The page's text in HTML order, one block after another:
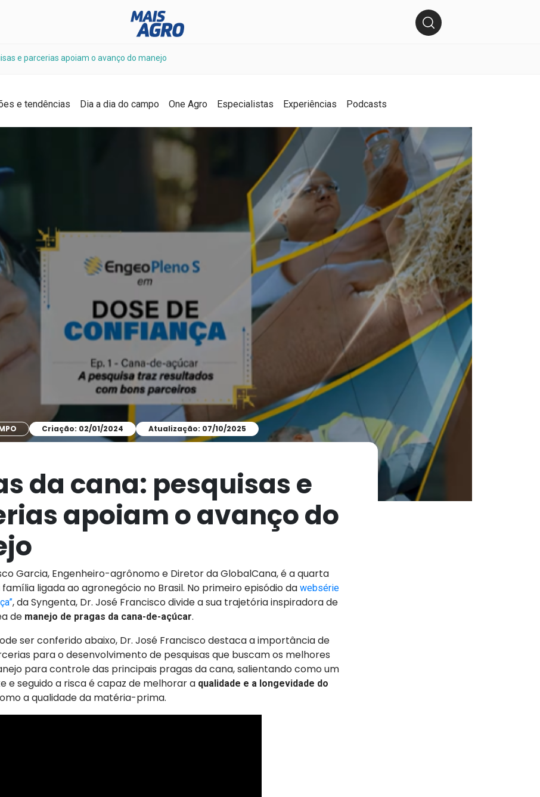
e parcerias apoiam o avanço do manejo
e tendências Dia a dia do campo One Agro Especialistas Experiências Podcasts
Criação: 02/01/2024 Atualização: 07/10/2025
da cana: pesquisas e
apoiam o avanço do
Garcia, Engenheiro-agrônomo e Diretor da GlobalCana, é a quarta
ligada ao agronegócio no Brasil. No primeiro episódio da websérie
, da Syngenta, Dr. José Francisco divide a sua trajetória inspiradora de
de manejo de pragas da cana-de-açúcar.
ser conferido abaixo, Dr. José Francisco destaca a importância de
para o desenvolvimento de pesquisas que buscam os melhores
para controle das principais pragas da cana, salientando como um
e seguido a risca é capaz de melhorar a qualidade e a longevidade do
a qualidade da matéria-prima.